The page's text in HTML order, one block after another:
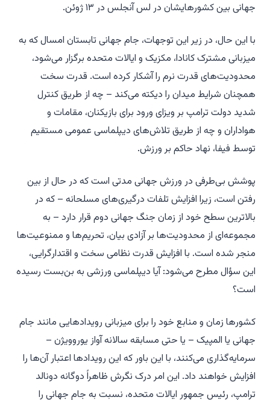
جهانی بین کشورهایشان در لس آنجلس در ۱۳ ژوئن.
با این حال، در زیر این توجهات، جام جهانی تابستان امسال که به
میزبانی مشترک کانادا، مکزیک و ایالات متحده برگزار می‌شود،
محدودیت‌های قدرت نرم را آشکار کرده است. قدرت سخت
همچنان شرایط میدان را دیکته می‌کند – چه از طریق کنترل
شدید دولت ترامپ بر ویزای ورود برای بازیکنان، مقامات و
هواداران و چه از طریق تلاش‌های دیپلماسی عمومی مستقیم
توسط فیفا، نهاد حاکم بر ورزش.
پوشش بی‌طرفی در ورزش جهانی مدتی است که در حال از بین
رفتن است، زیرا افزایش تلفات درگیری‌های مسلحانه – که در
بالاترین سطح خود از زمان جنگ جهانی دوم قرار دارد – به
مجموعه‌ای از محدودیت‌ها بر آزادی بیان، تحریم‌ها و ممنوعیت‌ها
منجر شده است. با افزایش قدرت نظامی سخت و اقتدارگرایی،
این سؤال مطرح می‌شود: آیا دیپلماسی ورزشی به بن‌بست رسیده
است؟
کشورها زمان و منابع خود را برای میزبانی رویدادهایی مانند جام
جهانی یا المپیک – یا حتی مسابقه سالانه آواز یوروویژن –
سرمایه‌گذاری می‌کنند، با این باور که این رویدادها اعتبار آن‌ها را
افزایش خواهند داد. این امر درک نگرش ظاهراً دوگانه دونالد
ترامپ، رئیس جمهور ایالات متحده، نسبت به جام جهانی را